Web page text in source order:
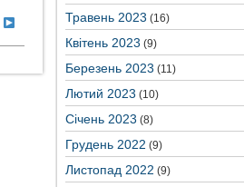
Травень 2023 (16)
Квітень 2023 (9)
Березень 2023 (11)
Лютий 2023 (10)
Січень 2023 (8)
Грудень 2022 (9)
Листопад 2022 (9)